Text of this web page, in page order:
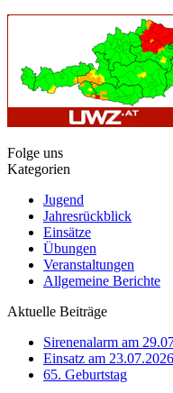
Folge uns
Kategorien
Jugend
Jahresrückblick
Einsätze
Übungen
Veranstaltungen
Allgemeine Berichte
Aktuelle Beiträge
Sirenenalarm am
Einsatz am 23.07.2026
65. Geburtstag